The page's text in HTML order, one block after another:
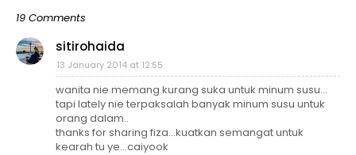
19 Comments
sitirohaida
13 January 2014 at 12:55
wanita nie memang kurang suka untuk minum susu...
tapi lately nie terpaksalah banyak minum susu untuk
orang dalam..
thanks for sharing fiza...kuatkan semangat untuk
kearah tu ye...caiyook